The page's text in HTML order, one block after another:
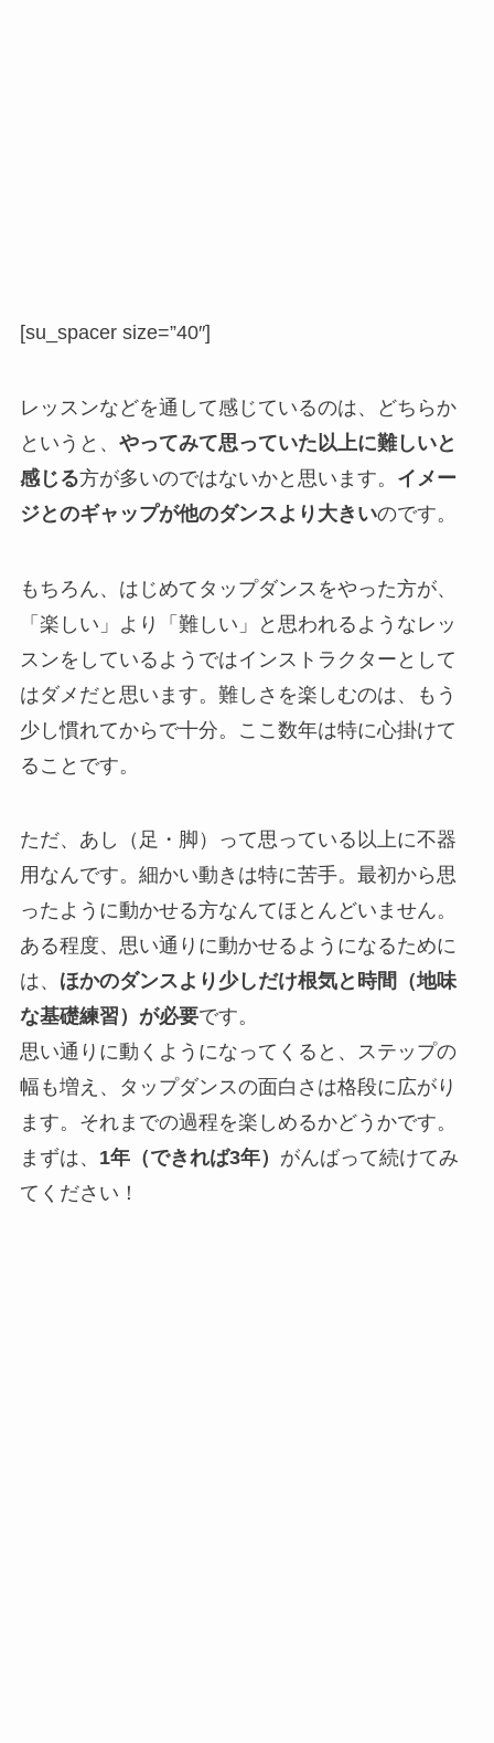
[su_spacer size=”40″]
レッスンなどを通して感じているのは、どちらか
というと、 やってみて思っていた以上に難しいと
感じる方が多いのではないかと思います。 イメー
ジとのギャップが他のダンスより大きいのです。
もちろん、はじめてタップダンスをやった方が、
「楽しい」より「難しい」と思われるようなレッ
スンをしているようではインストラクターとして
はダメだと思います。難しさを楽しむのは、もう
少し慣れてからで十分。ここ数年は特に心掛けて
ることです。
ただ、あし（足・脚）って思っている以上に不器
用なんです。細かい動きは特に苦手。最初から思
ったように動かせる方なんてほとんどいません。
ある程度、思い通りに動かせるようになるために
は、 ほかのダンスより少しだけ根気と時間（地味
な基礎練習）が必要です。
思い通りに動くようになってくると、ステップの
幅も増え、タップダンスの面白さは格段に広がり
ます。それまでの過程を楽しめるかどうかです。
まずは、 1年（できれば3年） がんばって続けてみ
てください！